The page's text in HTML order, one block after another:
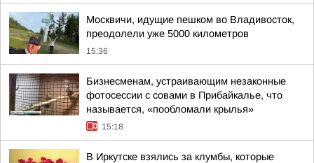
Москвичи, идущие пешком во Владивосток,
преодолели уже 5000 километров
15:36
Бизнесменам, устраивающим незаконные
фотосессии с совами в Прибайкалье, что
называется, «пообломали крылья»
15:18
В Иркутске взялись за клумбы, которые